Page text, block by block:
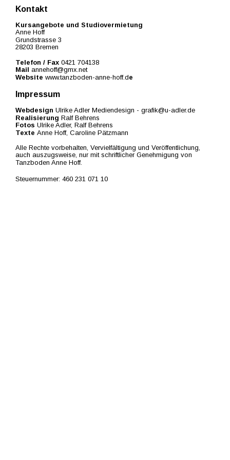
Kontakt
Kursangebote und Studiovermietung
Anne Hoff
Grundstrasse 3
28203 Bremen
Telefon / Fax 0421 704138
Mail annehoff@gmx.net
Website www.tanzboden-anne-hoff.de
Impressum
Webdesign Ulrike Adler Mediendesign - grafik@u-adler.de
Realisierung Ralf Behrens
Fotos Ulrike Adler, Ralf Behrens
Texte Anne Hoff, Caroline Pätzmann
Alle Rechte vorbehalten, Vervielfältigung und Veröffentlichung,
auch auszugsweise, nur mit schriftlicher Genehmigung von
Tanzboden Anne Hoff.
Steuernummer: 460 231 071 10